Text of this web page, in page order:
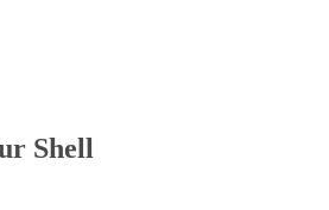
Shell